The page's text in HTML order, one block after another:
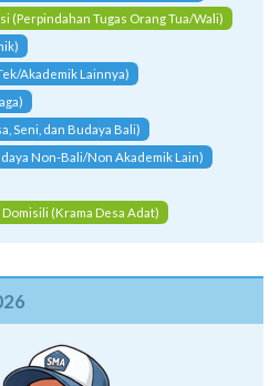
(Perpindahan Tugas Orang Tua/Wali)
Akademik Lainnya)
Seni, dan Budaya Bali)
Non-Bali/Non Akademik Lain)
Domisili (Krama Desa Adat)